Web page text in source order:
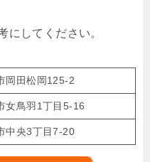
にしてください。
岡田松岡125-2
女鳥羽1丁目5-16
中央3丁目7-20